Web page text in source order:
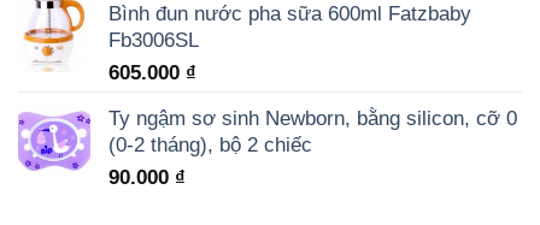
Bình đun nước pha sữa 600ml Fatzbaby
Fb3006SL
605.000 ₫
Ty ngậm sơ sinh Newborn, bằng silicon, cỡ 0
(0-2 tháng), bộ 2 chiếc
90.000 ₫